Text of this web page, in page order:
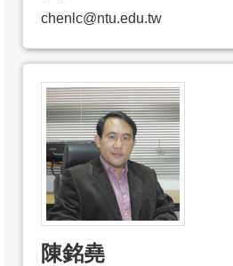
chenlc@ntu.edu.tw
陳銘堯